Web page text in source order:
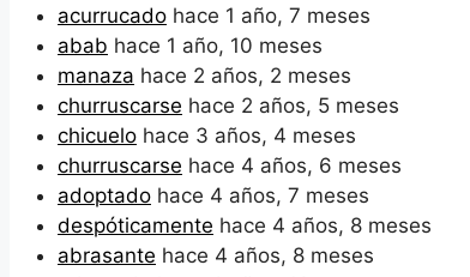
acurrucado hace 1 año, 7 meses
abab hace 1 año, 10 meses
manaza hace 2 años, 2 meses
churruscarse hace 2 años, 5 meses
chicuelo hace 3 años, 4 meses
churruscarse hace 4 años, 6 meses
adoptado hace 4 años, 7 meses
despóticamente hace 4 años, 8 meses
abrasante hace 4 años, 8 meses